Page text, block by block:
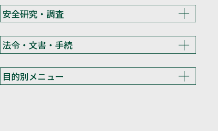
安全研究・調査
法令・文書・手続
目的別メニュー